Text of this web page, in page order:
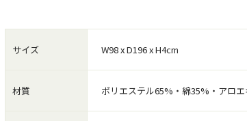
サイズ W98 x D196 x H4cm
材質 ポリエステル65%・綿35%・アロ